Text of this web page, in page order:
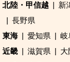
北陸・甲信越
新
長野県
東海
愛知県 岐
近畿
滋賀県 大